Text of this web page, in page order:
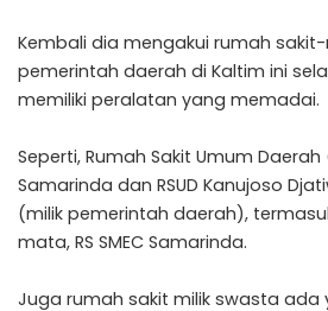
Kembali dia mengakui rumah
pemerintah daerah di Kaltim ini
memiliki peralatan yang memadai.
Seperti, Rumah Sakit Umum Daerah
Samarinda dan RSUD Kanujoso
(milik pemerintah daerah),
mata, RS SMEC Samarinda.
Juga rumah sakit milik swasta ada